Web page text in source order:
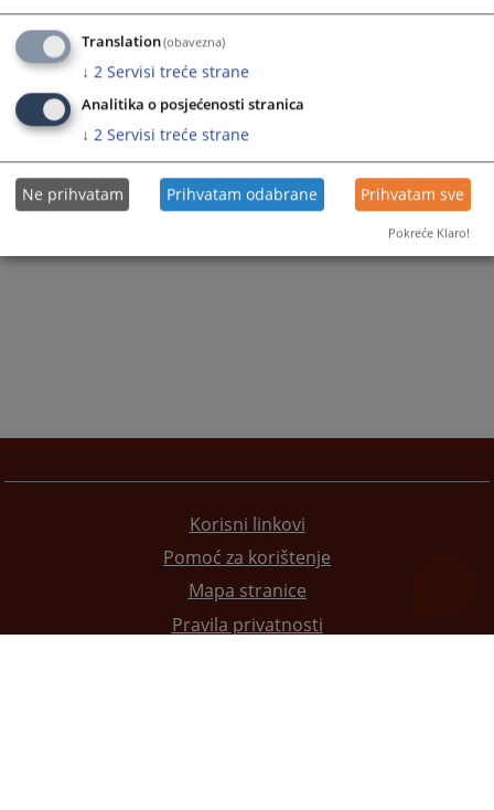
Korisni linkovi
Pomoć za korištenje
Mapa stranice
Pravila privatnosti
Translation(obavezna)
↓ 2 Servisi treće strane
Analitika o posjećenosti stranica
↓ 2 Servisi treće strane
Ne prihvatam Prihvatam odabrane Prihvatam sve
Pokreće Klaro!